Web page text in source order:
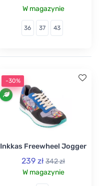
W magazynie
36 37 43
-30%
Inkkas Freewheel Jogger
239 zł 342 zł
W magazynie